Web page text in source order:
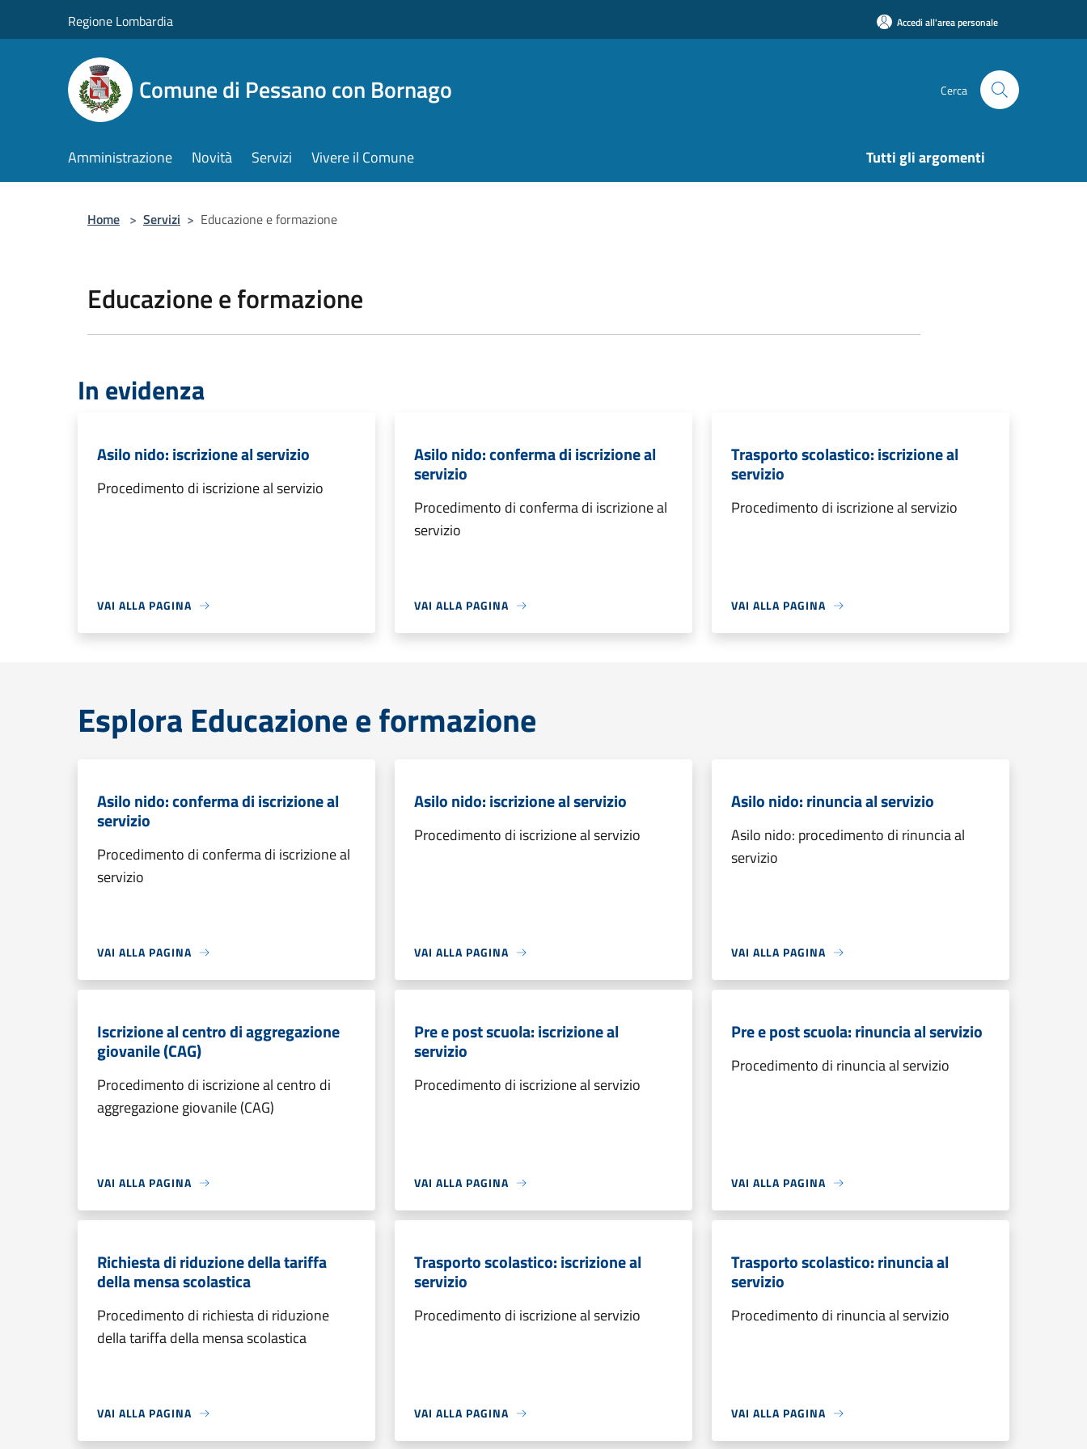
Regione Lombardia Accedi all'area personale
Comune di Pessano con Bornago Cerca
Amministrazione Novità Servizi Vivere il Comune Tutti gli argomenti
Home > Servizi > Educazione e formazione
Educazione e formazione
In evidenza
Asilo nido: iscrizione al servizio
Procedimento di iscrizione al servizio
VAI ALLA PAGINA
Asilo nido: conferma di iscrizione al
servizio
Procedimento di conferma di iscrizione al
servizio
VAI ALLA PAGINA
Trasporto scolastico: iscrizione al
servizio
Procedimento di iscrizione al servizio
VAI ALLA PAGINA
Esplora Educazione e formazione
Asilo nido: conferma di iscrizione al
servizio
Procedimento di conferma di iscrizione al
servizio
VAI ALLA PAGINA
Asilo nido: iscrizione al servizio
Procedimento di iscrizione al servizio
VAI ALLA PAGINA
Asilo nido: rinuncia al servizio
Asilo nido: procedimento di rinuncia al
servizio
VAI ALLA PAGINA
Iscrizione al centro di aggregazione
giovanile (CAG)
Procedimento di iscrizione al centro di
aggregazione giovanile (CAG)
VAI ALLA PAGINA
Pre e post scuola: iscrizione al
servizio
Procedimento di iscrizione al servizio
VAI ALLA PAGINA
Pre e post scuola: rinuncia al servizio
Procedimento di rinuncia al servizio
VAI ALLA PAGINA
Richiesta di riduzione della tariffa
della mensa scolastica
Procedimento di richiesta di riduzione
della tariffa della mensa scolastica
VAI ALLA PAGINA
Trasporto scolastico: iscrizione al
servizio
Procedimento di iscrizione al servizio
VAI ALLA PAGINA
Trasporto scolastico: rinuncia al
servizio
Procedimento di rinuncia al servizio
VAI ALLA PAGINA